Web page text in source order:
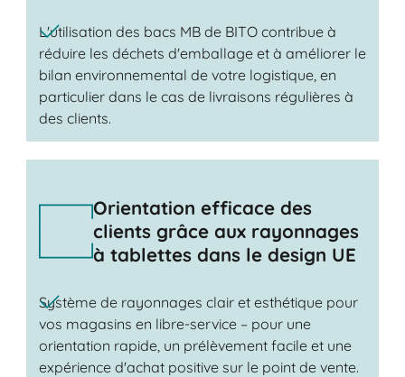
L'utilisation des bacs MB de BITO contribue à
réduire les déchets d'emballage et à améliorer le
bilan environnemental de votre logistique, en
particulier dans le cas de livraisons régulières à
des clients.
Orientation efficace des
clients grâce aux rayonnages
à tablettes dans le design UE
Système de rayonnages clair et esthétique pour
vos magasins en libre-service – pour une
orientation rapide, un prélèvement facile et une
expérience d'achat positive sur le point de vente.